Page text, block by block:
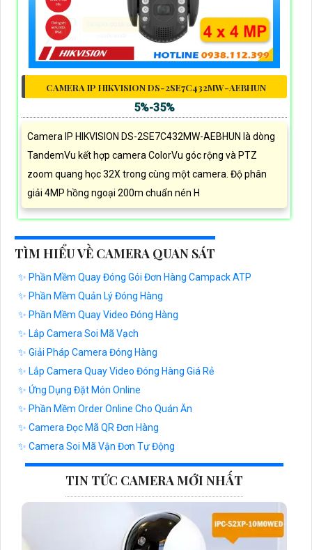
CAMERA IP HIKVISION DS-2SE7C432MW-AEBHUN
5%-35%
Camera IP HIKVISION DS-2SE7C432MW-AEBHUN là dòng
TandemVu kết hợp camera ColorVu góc rộng và PTZ
zoom quang học 32X trong cùng một camera. Độ phân
giải 4MP hồng ngoại 200m chuẩn nén H
TÌM HIỂU VỀ CAMERA QUAN SÁT
✨ Phần Mềm Quay Đóng Gói Đơn Hàng Campack ATP
✨ Phần Mềm Quản Lý Đóng Hàng
✨ Phần Mềm Quay Video Đóng Hàng
✨ Lắp Camera Soi Mã Vạch
✨ Giải Pháp Camera Đóng Hàng
✨ Lắp Camera Quay Video Đóng Hàng Giá Rẻ
✨ Ứng Dụng Đặt Món Online
✨ Phần Mềm Order Online Cho Quán Ăn
✨ Camera Đọc Mã QR Đơn Hàng
✨ Camera Soi Mã Vận Đơn Tự Động
TIN TỨC CAMERA MỚI NHẤT